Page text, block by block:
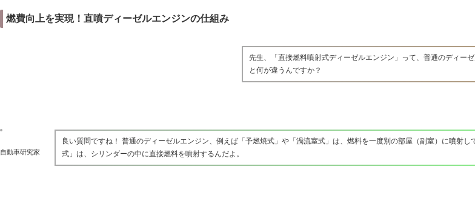
燃費向上を実現！直噴ディーゼルエンジンの仕組み
先生、「直接燃料噴射式ディーゼルエンジン」って、普通のディー
と何が違うんですか？
自動車研究家
良い質問ですね！ 普通のディーゼルエンジン、例えば「予燃焼式」や「渦流室式」は、燃料を一度別の部屋（副室）に噴射
式」は、シリンダーの中に直接燃料を噴射するんだよ。
k